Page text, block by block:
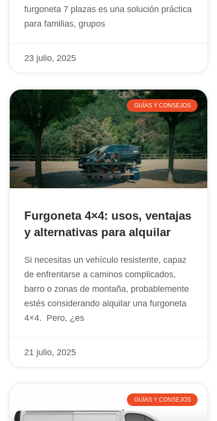
furgoneta 7 plazas es una solución práctica
para familias, grupos
23 julio, 2025
GUÍAS Y CONSEJOS
Furgoneta 4×4: usos, ventajas
y alternativas para alquilar
Si necesitas un vehículo resistente, capaz
de enfrentarse a caminos complicados,
barro o zonas de montaña, probablemente
estés considerando alquilar una furgoneta
4×4. Pero, ¿es
21 julio, 2025
GUÍAS Y CONSEJOS